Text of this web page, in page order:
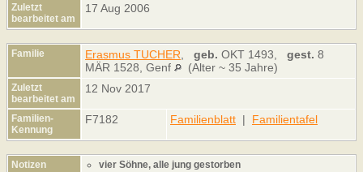
Zuletzt
bearbeitet am
17 Aug 2006
Familie Erasmus TUCHER geb. OKT 1493, gest. 8
MÄR 1528, Genf
(Alter ~ 35 Jahre)
Zuletzt
bearbeitet am
12 Nov 2017
Familien-
Kennung
F7182 Familienblatt | Familientafel
Notizen vier Söhne, alle jung gestorben